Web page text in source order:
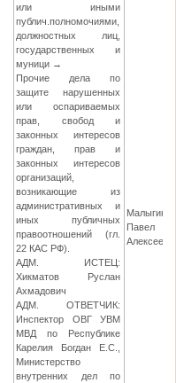
или иными
публич.полномочиями,
должностных лиц,
государственных и
муници →
Прочие дела по
защите нарушенных
или оспариваемых
прав, свобод и
законных интересов
граждан, прав и
законных интересов
организаций,
возникающие из
административных и
иных публичных
правоотношений (гл.
22 КАС РФ).
АДМ. ИСТЕЦ:
Хикматов Руслан
Ахмадович
АДМ. ОТВЕТЧИК:
Инспектор ОВГ УВМ
МВД по Республике
Карелия Богдан Е.С.,
Министерство
внутренних дел по
Малыгин
Павел